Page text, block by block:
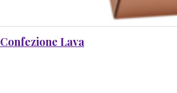
Confezione Lava